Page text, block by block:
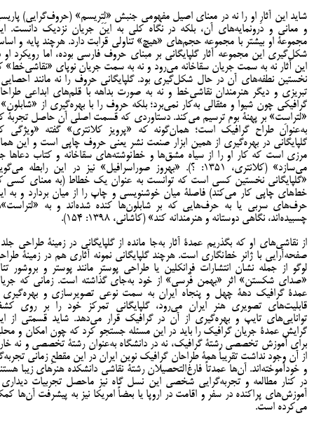
شاید این آثارِ او را نه در معنای اصیل مفهومی جنبش «لِتِریسم» (حروف‌گرایی)
و معانی و درونمایه‌های آن، بلکه در نگاه کلی به این جریان نزدیک دانست.
مجموعۀ او بیشتر با مجموعه حجم‌های «هیچ» تناولی قرابت دارد. هرچند پایه و
شکل‌گیری این مجموعه آثار گلپایگانی بر مبنای حروف فارسی بوده، اما رویکرد او
این آثار نه به سمت جریان سقاخانه می‌رود و نه به سمت جریان نوپای «نقاشی‌خط»
نخستین نطفه‌های آن در حال شکل‌گیری بود. گلپایگانی حروف را نه مانند
تبریزی و دیگر هنرمندان نقاشی‌خط و نه به صورت بداهه با قلم‌های ابداعی
گرافیکی چون شیوا و مثقالی به‌کار نمی‌برد؛ بلکه حروف را با بهره‌گیری از
«لتراسِت» بر پهنۀ بوم ترسیم می‌کند. دستاوردی که قسمت اصلی آن حاصل تجربۀ
به‌عنوان طراح گرافیک است؛ همان‌گونه که «پرویز کلانتری» گفته «ویژگی
گلپایگانی در بهره‌گیری از همین ابزار صنعت نشر یعنی حروف چاپی است و این
مرزی است که کار او را از سیاه مشق‌ها و خط‌نوشته‌های سقاخانه و کتاب دعاها
می‌سازد» (کلانتری، 1351: ؟). «بهروز صوراسرافیل» نیز در این رابطه
«گلپایگانی نخستین کسی است که توانست به عنوان یک خطاط (به معنای کسی
خط‌های چاپی کار می‌کند) فاصلۀ میان خوشنویسی و چاپ را از میان بردارد و به
حرف‌های سربی یا به حرف‌هایی که بر شابلون‌ها کنده شده‌اند و به
چسبیده‌اند، نگاهی دوستانه و هنرمندانه کند» (کاشانی، 1398: 154).
از نقاشی‌های او که بگذریم عمدۀ آثار به‌جا مانده از گلپایگانی در زمینۀ طراحی
صفحه‌آرایی با ژانر خط‌نگاری است. هرچند گلپایگانی نمونه آثاری هم در زمینۀ
لوگو از جمله نشان انتشارات فرانکلین یا طراحی پوستر مانند پوستر و بروشور
«صدای شکستن» اثر «بهمن فُرسی» از خود به‌جای گذاشته است. زمانی که
عمدۀ گرافیک دهۀ چهل و پنجاه ایران به سمت نوعی تصویرسازی و بهره‌گیری
قابلیت‌های تصویری هنر ایران می‌رود، گلپایگانی تمرکز خود را بر روی
توانایی‌های تایپ و بهره‌گیری از آن در گرافیک قرار می‌دهد. شاید قسمتی از
گرایش عمدۀ جریان گرافیک را باید در این مسئله جستجو کرد که چون امکان و
برای آموزش تخصصی رشتۀ گرافیک، نه در دانشگاه به‌عنوان رشتۀ تخصصی و نه
از آن وجود نداشت تقریباً همۀ طراحان گرافیک نوین ایران در این مقطعِ زمانی
و خودآموخته‌اند. آن‌ها عمدتاً فارغ‌التحصیلان رشتۀ نقاشی دانشکده هنرهای زیبا
در کنار مطالعه و تجربه‌گرایی شخصی این نسل گاه نیز ماحصل تجربیات
آموزش‌های پراکنده در سفر و اقامت در اروپا یا بعضاً امریکا نیز به پیشرفت آن‌ها
می‌کرده است.